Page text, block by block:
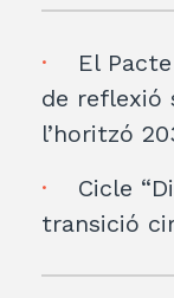
El
de reflexió
l’horitzó
Cicle
transició